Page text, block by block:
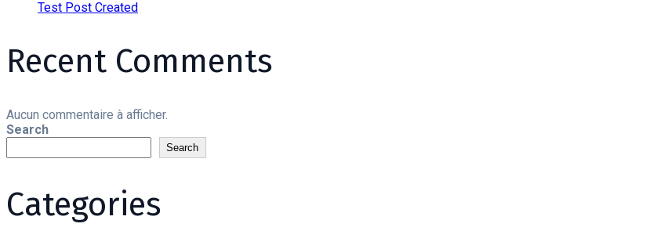
Test Post Created
Recent Comments
Aucun commentaire à afficher.
Search
Search
Categories